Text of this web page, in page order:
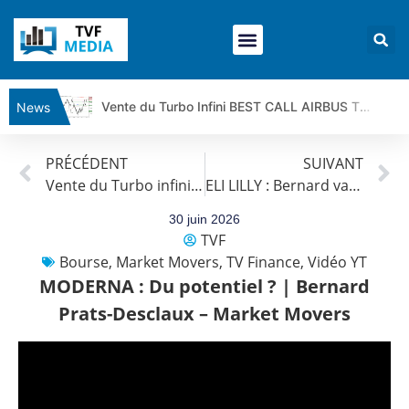
News
Vente du Turbo Infini BEST CALL AIRBUS TY80V à 3,45 € (+118 %)
Vente du Turbo infini BEST PUT COINBASE WO83V à 0,51 € (+46 %)
DAX40 : Poursuite de la croissance ? | Erick Sebban – Chrono DAX
PRÉCÉDENT
Vente du Turbo infini BEST PUT RENAULT BI99V à0,70€ (+30%)
SUIVANT
ELI LILLY : Bernard va trancher ! | Bernard Prats-Desclaux – Market Movers
30 juin 2026
TVF
Bourse, Market Movers, TV Finance, Vidéo YT
MODERNA : Du potentiel ? | Bernard
Prats-Desclaux – Market Movers